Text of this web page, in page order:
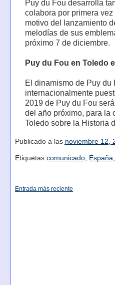
Puy du Fou desarrolla
colabora por primera
motivo del lanzamiento
melodías de sus
próximo 7 de diciembre.
Puy du Fou en Toledo
El dinamismo de Puy du
internacionalmente
2019 de Puy du Fou
del año próximo, para la
Toledo sobre la Historia
Publicado a las noviembre 12,
Etiquetas comunicado, España,
Entrada más reciente